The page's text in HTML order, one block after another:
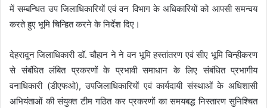
में सम्बन्धित उप जिलाधिकारियों एवं वन विभाग के अधिकारियों को आपसी समन्वय
करते हुए भूमि चिन्हित करने के निर्देश दिए।
देहरादून जिलाधिकारी डॉ. चौहान ने ने वन भूमि हस्तांतरण एवं सीए भूमि चिन्हीकरण
से संबंधित लंबित प्रकरणों के प्रभावी समाधान के लिए संबंधित प्रभागीय
वनाधिकारी (डीएफओ), उपजिलाधिकारियों एवं कार्यदायी संस्थाओं के अधिशासी
अभियंताओं की संयुक्त टीम गठित कर प्रकरणों का समयबद्ध निस्तारण सुनिश्चित